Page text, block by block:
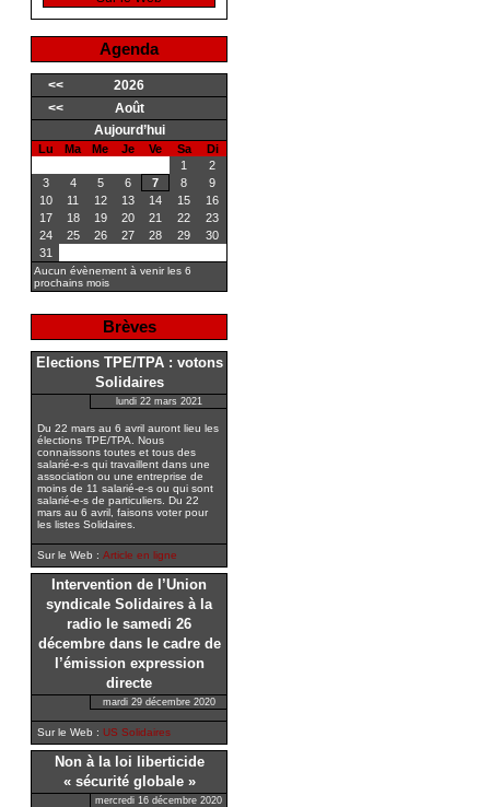
Agenda
<<
2026
<<
Août
Aujourd’hui
Lu Ma Me Je Ve Sa
Di
1
2
3
4 5 6 7 8
9
10
11 12 13 14 15
16
17
18 19 20 21 22
23
24
25 26 27 28 29
30
31
Aucun évènement à venir les 6
prochains mois
Brèves
Elections TPE/TPA : votons
Solidaires
lundi 22 mars 2021
Du 22 mars au 6 avril auront lieu les
élections TPE/TPA. Nous
connaissons toutes et tous des
salarié-e-s qui travaillent dans une
association ou une entreprise de
moins de 11 salarié-e-s ou qui sont
salarié-e-s de particuliers. Du 22
mars au 6 avril, faisons voter pour
les listes Solidaires.
Sur le Web : Article en ligne
Intervention de l’Union
syndicale Solidaires à la
radio le samedi 26
décembre dans le cadre de
l’émission expression
directe
mardi 29 décembre 2020
Sur le Web : US Solidaires
Non à la loi liberticide
« sécurité globale »
mercredi 16 décembre 2020